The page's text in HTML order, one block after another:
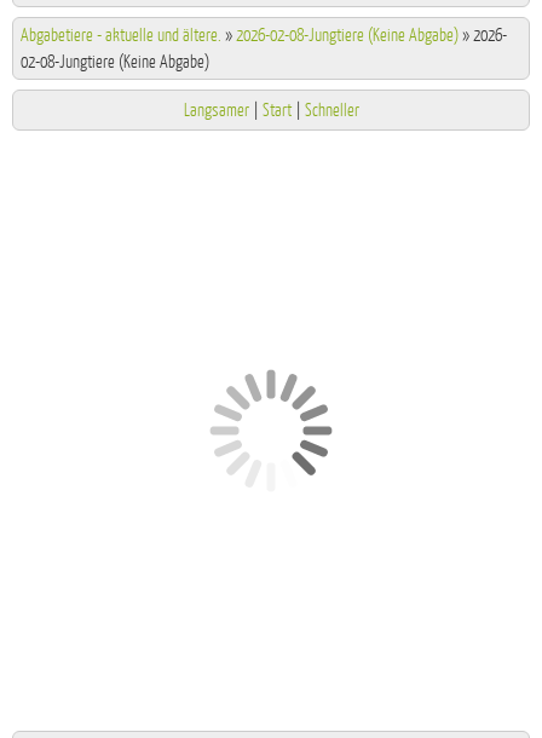
Abgabetiere - aktuelle und ältere. »2026-02-08-Jungtiere (Keine Abgabe)»2026-
02-08-Jungtiere (Keine Abgabe)
Langsamer Start Schneller